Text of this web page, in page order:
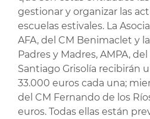
gestionar y organizar las
escuelas estivales. La
AFA, del CM Benimaclet y
Padres y Madres, AMPA,
Santiago Grisolía recibirán
33.000 euros cada una;
del CM Fernando de los
euros. Todas ellas están